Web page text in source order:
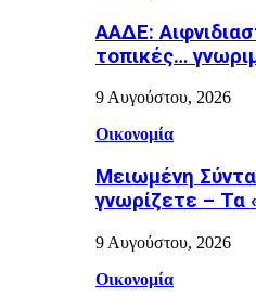
ΑΑΔΕ:
τοπικές…
9 Αυγούστου, 2026
Οικονομία
Μειωμένη
γνωρίζετε – Τα
9 Αυγούστου, 2026
Οικονομία